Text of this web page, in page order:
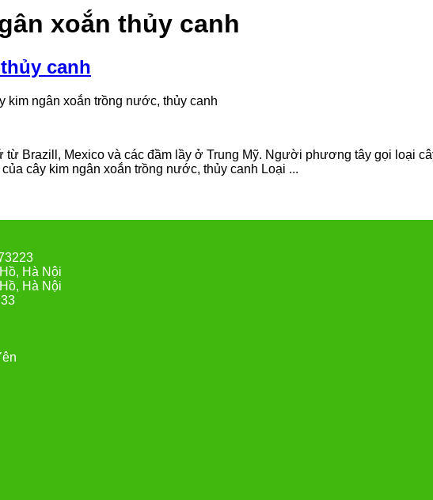
xoắn thủy canh
canh
kim ngân xoắn trồng nước, thủy canh
Brazill, Mexico và các đầm lầy ở Trung Mỹ. Người phương tây gọi loại
cây kim ngân xoắn trồng nước, thủy canh Loại ...
Hà Nội
Hà Nội